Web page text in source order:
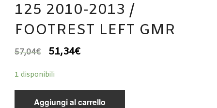
125 2010-2013 /
FOOTREST LEFT GMR
57,04€ 51,34€
1 disponibili
Aggiungi al carrello